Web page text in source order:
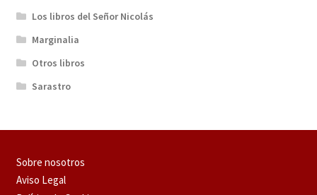
Los libros del Señor Nicolás
Marginalia
Otros libros
Sarastro
Sobre nosotros
Aviso Legal